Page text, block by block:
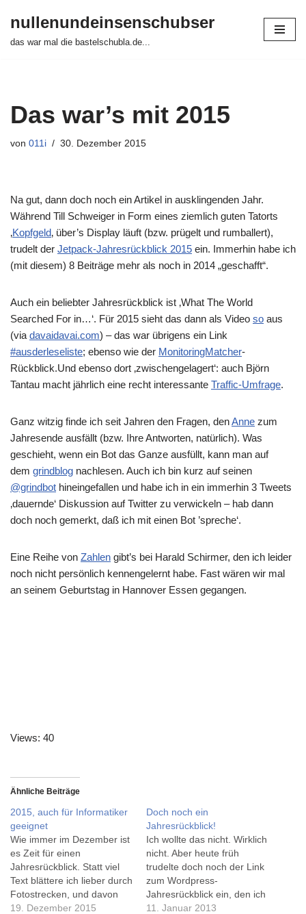
Zum
nullenundeinsenschubser
das war mal die bastelschubla.de...
Das war’s mit 2015
von 011i 30. Dezember 2015
Na gut, dann doch noch ein Artikel in ausklingenden Jahr.
Während Till Schweiger in Form eines ziemlich guten Tatorts
‚Kopfgeld‚ über’s Display läuft (bzw. prügelt und rumballert),
trudelt der Jetpack-Jahresrückblick 2015 ein. Immerhin habe ich
(mit diesem) 8 Beiträge mehr als noch in 2014 „geschafft“.
Auch ein beliebter Jahresrückblick ist ‚What The World
Searched For in…‘. Für 2015 sieht das dann als Video so aus
(via davaidavai.com) – das war übrigens ein Link
#ausderleseliste; ebenso wie der MonitoringMatcher-
Rückblick.Und ebenso dort ‚zwischengelagert‘: auch Björn
Tantau macht jährlich eine recht interessante Traffic-Umfrage.
Ganz witzig finde ich seit Jahren den Fragen, denAnne zum
Jahresende ausfällt (bzw. Ihre Antworten, natürlich). Was
geschieht, wenn ein Bot das Ganze ausfüllt, kann man auf
dem grindblog nachlesen. Auch ich bin kurz auf seinen
@grindbot hineingefallen und habe ich in ein immerhin 3 Tweets
‚dauernde‘ Diskussion auf Twitter zu verwickeln – hab dann
doch noch gemerkt, daß ich mit einen Bot ’spreche‘.
Eine Reihe von Zahlen gibt’s bei Harald Schirmer, den ich leider
noch nicht persönlich kennengelernt habe. Fast wären wir mal
an seinem Geburtstag in Hannover Essen gegangen.
Views: 40
Ähnliche Beiträge
2015, auch für Informatiker
geeignet
Wie immer im Dezember ist
es Zeit für einen
Jahresrückblick. Statt viel
Text blättere ich lieber durch
Fotostrecken, und davon
gibt es ja einige: The Big
19. Dezember 2015
Doch noch ein
Jahresrückblick!
Ich wollte das nicht. Wirklich
nicht. Aber heute früh
trudelte doch noch der Link
zum Wordpress-
Jahresrückblick ein, den ich
vor ein paar Tagen
11. Januar 2013